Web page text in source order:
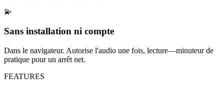
💫
Sans installation ni compte
Dans le navigateur. Autorise l'audio une fois, lecture—minuteur de
pratique pour un arrêt net.
FEATURES